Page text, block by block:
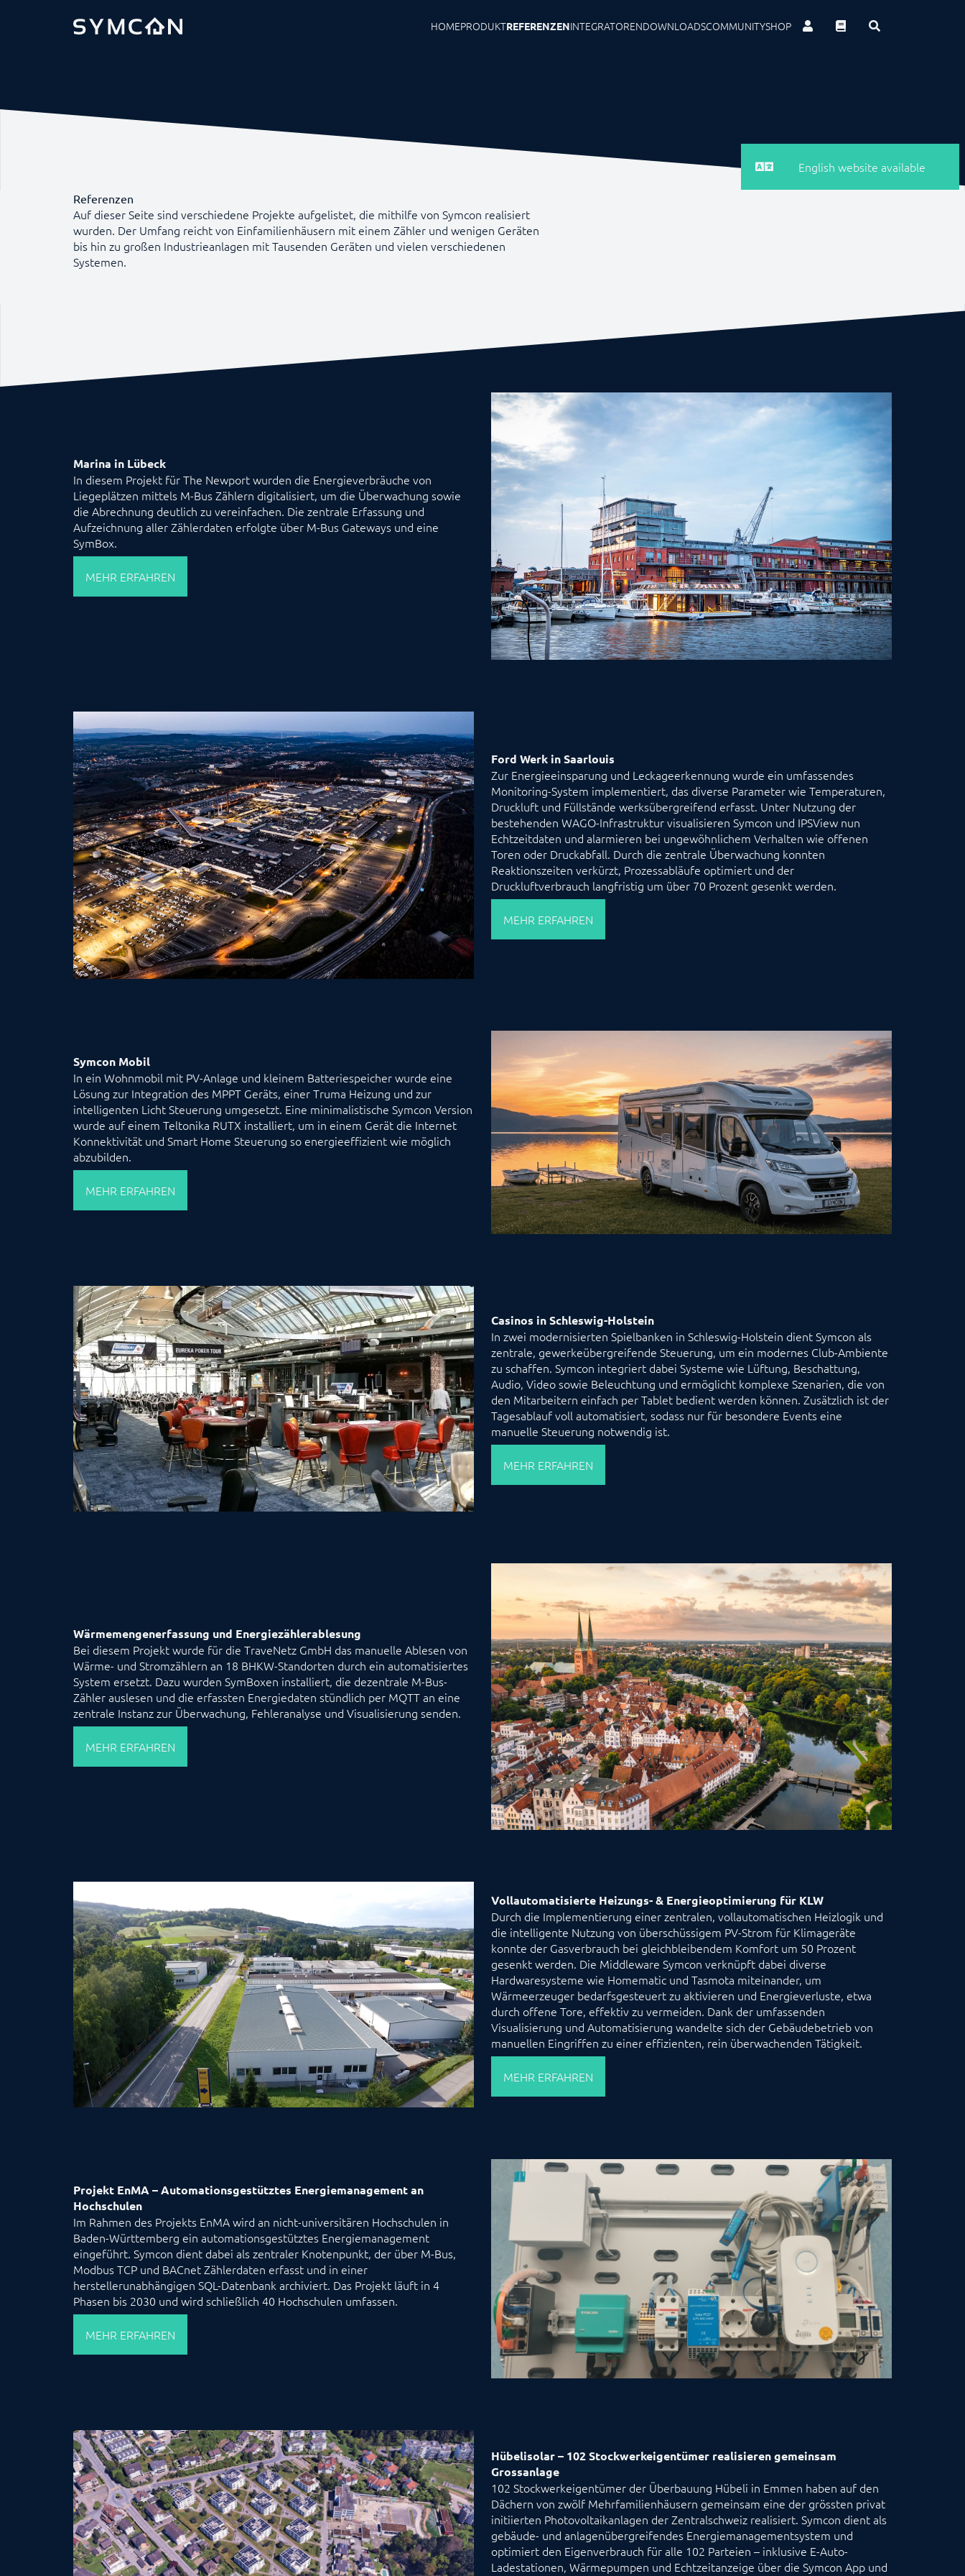
HOMEPRODUKTREFERENZENINTEGRATORENDOWNLOADSCOMMUNITYSHOP
Referenzen
Auf dieser Seite sind verschiedene Projekte aufgelistet, die mithilfe von Symcon realisiert
wurden. Der Umfang reicht von Einfamilienhäusern mit einem Zähler und wenigen Geräten
bis hin zu großen Industrieanlagen mit Tausenden Geräten und vielen verschiedenen
Systemen.
Marina in Lübeck
In diesem Projekt für The Newport wurden die Energieverbräuche von
Liegeplätzen mittels M-Bus Zählern digitalisiert, um die Überwachung sowie
die Abrechnung deutlich zu vereinfachen. Die zentrale Erfassung und
Aufzeichnung aller Zählerdaten erfolgte über M-Bus Gateways und eine
SymBox.
MEHR ERFAHREN
Ford Werk in Saarlouis
Zur Energieeinsparung und Leckageerkennung wurde ein umfassendes
Monitoring-System implementiert, das diverse Parameter wie Temperaturen,
Druckluft und Füllstände werksübergreifend erfasst. Unter Nutzung der
bestehenden WAGO-Infrastruktur visualisieren Symcon und IPSView nun
Echtzeitdaten und alarmieren bei ungewöhnlichem Verhalten wie offenen
Toren oder Druckabfall. Durch die zentrale Überwachung konnten
Reaktionszeiten verkürzt, Prozessabläufe optimiert und der
Druckluftverbrauch langfristig um über 70 Prozent gesenkt werden.
MEHR ERFAHREN
Symcon Mobil
In ein Wohnmobil mit PV-Anlage und kleinem Batteriespeicher wurde eine
Lösung zur Integration des MPPT Geräts, einer Truma Heizung und zur
intelligenten Licht Steuerung umgesetzt. Eine minimalistische Symcon Version
wurde auf einem Teltonika RUTX installiert, um in einem Gerät die Internet
Konnektivität und Smart Home Steuerung so energieeffizient wie möglich
abzubilden.
MEHR ERFAHREN
Casinos in Schleswig-Holstein
In zwei modernisierten Spielbanken in Schleswig-Holstein dient Symcon als
zentrale, gewerkeübergreifende Steuerung, um ein modernes Club-Ambiente
zu schaffen. Symcon integriert dabei Systeme wie Lüftung, Beschattung,
Audio, Video sowie Beleuchtung und ermöglicht komplexe Szenarien, die von
den Mitarbeitern einfach per Tablet bedient werden können. Zusätzlich ist der
Tagesablauf voll automatisiert, sodass nur für besondere Events eine
manuelle Steuerung notwendig ist.
MEHR ERFAHREN
Wärmemengenerfassung und Energiezählerablesung
Bei diesem Projekt wurde für die TraveNetz GmbH das manuelle Ablesen von
Wärme- und Stromzählern an 18 BHKW-Standorten durch ein automatisiertes
System ersetzt. Dazu wurden SymBoxen installiert, die dezentrale M-Bus-
Zähler auslesen und die erfassten Energiedaten stündlich per MQTT an eine
zentrale Instanz zur Überwachung, Fehleranalyse und Visualisierung senden.
MEHR ERFAHREN
Vollautomatisierte Heizungs- & Energieoptimierung für KLW
Durch die Implementierung einer zentralen, vollautomatischen Heizlogik und
die intelligente Nutzung von überschüssigem PV-Strom für Klimageräte
konnte der Gasverbrauch bei gleichbleibendem Komfort um 50 Prozent
gesenkt werden. Die Middleware Symcon verknüpft dabei diverse
Hardwaresysteme wie Homematic und Tasmota miteinander, um
Wärmeerzeuger bedarfsgesteuert zu aktivieren und Energieverluste, etwa
durch offene Tore, effektiv zu vermeiden. Dank der umfassenden
Visualisierung und Automatisierung wandelte sich der Gebäudebetrieb von
manuellen Eingriffen zu einer effizienten, rein überwachenden Tätigkeit.
MEHR ERFAHREN
Projekt EnMA – Automationsgestütztes Energiemanagement an
Hochschulen
Im Rahmen des Projekts EnMA wird an nicht-universitären Hochschulen in
Baden-Württemberg ein automationsgestütztes Energiemanagement
eingeführt. Symcon dient dabei als zentraler Knotenpunkt, der über M-Bus,
Modbus TCP und BACnet Zählerdaten erfasst und in einer
herstellerunabhängigen SQL-Datenbank archiviert. Das Projekt läuft in 4
Phasen bis 2030 und wird schließlich 40 Hochschulen umfassen.
MEHR ERFAHREN
Hübelisolar – 102 Stockwerkeigentümer realisieren gemeinsam
Grossanlage
102 Stockwerkeigentümer der Überbauung Hübeli in Emmen haben auf den
Dächern von zwölf Mehrfamilienhäusern gemeinsam eine der grössten privat
initiierten Photovoltaikanlagen der Zentralschweiz realisiert. Symcon dient als
gebäude- und anlagenübergreifendes Energiemanagementsystem und
optimiert den Eigenverbrauch für alle 102 Parteien – inklusive E-Auto-
Ladestationen, Wärmepumpen und Echtzeitanzeige über die Symcon App und
English website available